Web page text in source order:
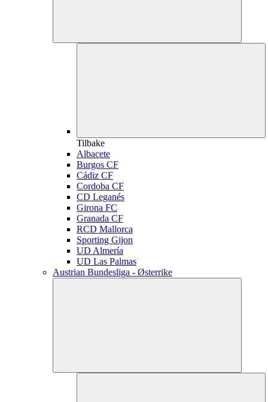
Tilbake
Albacete
Burgos CF
Cádiz CF
Cordoba CF
CD Leganés
Girona FC
Granada CF
RCD Mallorca
Sporting Gijon
UD Almería
UD Las Palmas
Austrian Bundesliga - Østerrike